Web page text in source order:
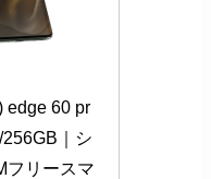
edge 60 pr
｜シ
フリースマ